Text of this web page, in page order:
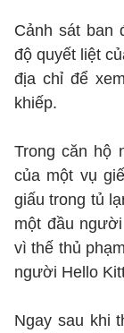
Cảnh sát ban
độ quyết liệt
địa chỉ để
khiếp.
Trong căn hộ
của một vụ
giấu trong tủ
một đầu
vì thế thủ
người Hello
Ngay sau khi